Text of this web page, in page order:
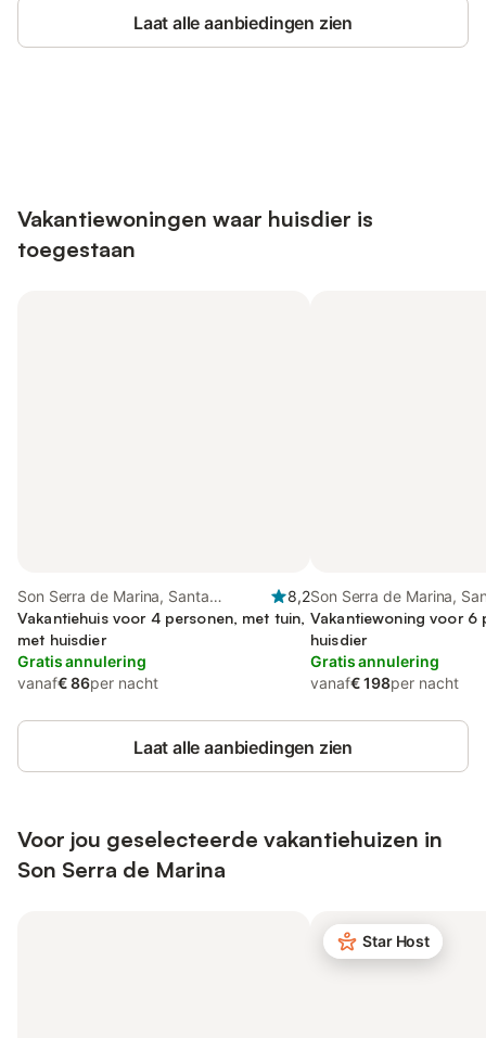
Laat alle aanbiedingen zien
Vakantiewoningen waar huisdier is
toegestaan
Son Serra de Marina, Santa
Margalida
8,2
Vakantiehuis voor 4 personen, met tuin,
met huisdier
Gratis annulering
vanaf€ 86per nacht
Son Serra de Marina,
Margalida
Vakantiewoning voor 6
huisdier
Gratis annulering
vanaf€ 198per nacht
Laat alle aanbiedingen zien
Voor jou geselecteerde vakantiehuizen in
Son Serra de Marina
Star Host